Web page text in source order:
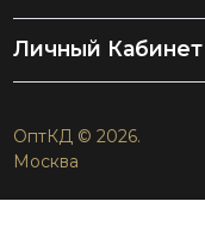
Личный Кабинет
ОптКД © 2026.
Москва